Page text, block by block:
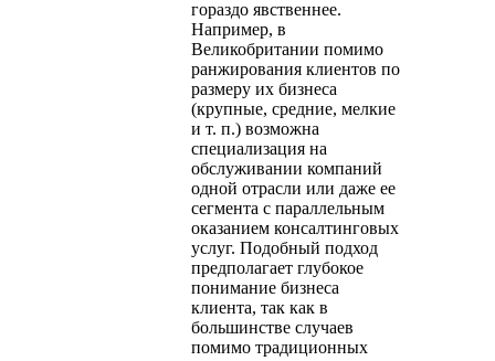
гораздо явственнее.
Например, в
Великобритании помимо
ранжирования клиентов по
размеру их бизнеса
(крупные, средние, мелкие
и т. п.) возможна
специализация на
обслуживании компаний
одной отрасли или даже ее
сегмента с параллельным
оказанием консалтинговых
услуг. Подобный подход
предполагает глубокое
понимание бизнеса
клиента, так как в
большинстве случаев
помимо традиционных